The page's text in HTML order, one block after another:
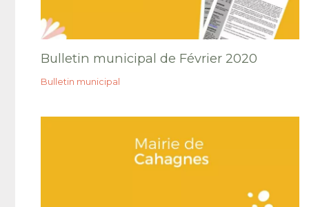
Bulletin municipal de Février 2020
Bulletin municipal